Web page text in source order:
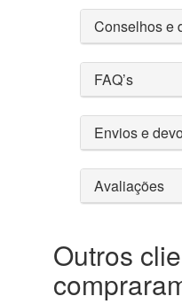
Conselhos e
FAQ’s
Envios e
Avaliações
Outros